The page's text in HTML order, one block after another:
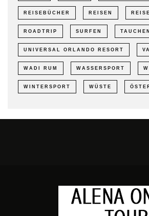
REISEBÜCHER REISEN
ROADTRIP SURFEN TAUCHEN
UNIVERSAL ORLANDO RESORT
WADI RUM WASSERSPORT
WINTERSPORT WÜSTE